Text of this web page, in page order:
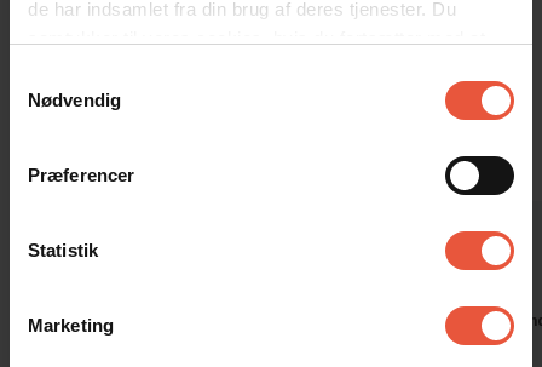
de har indsamlet fra din brug af deres tjenester. Du
Nødvendig
Præferencer
Statistik
Marketing
Gæsterne siger
4,4 • 12 Bedømmelser
4,6
Tyskland
Jutta Lapp
X